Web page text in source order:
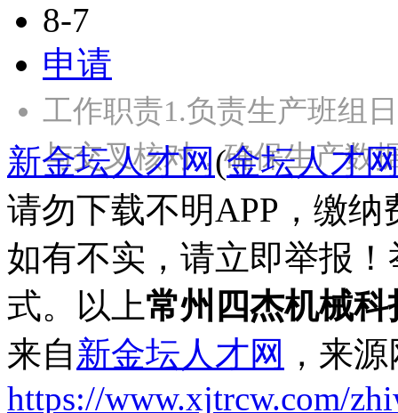
8-7
申请
工作职责1.负责生产班组
与交叉核对，确保生产
新金坛人才网(金坛人才
请勿下载不明APP，缴
如有不实，请立即举报
式。以上常州四杰机械
来自新金坛人才网 ，来
https://www.xjtrcw.com/